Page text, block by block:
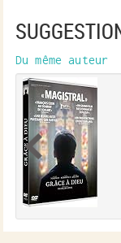
Du même auteur